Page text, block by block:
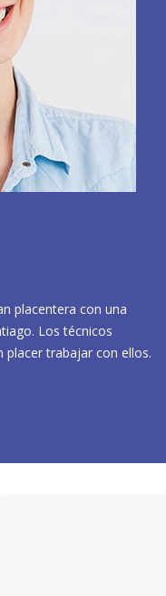
placentera con una
Los técnicos
trabajar con ellos.